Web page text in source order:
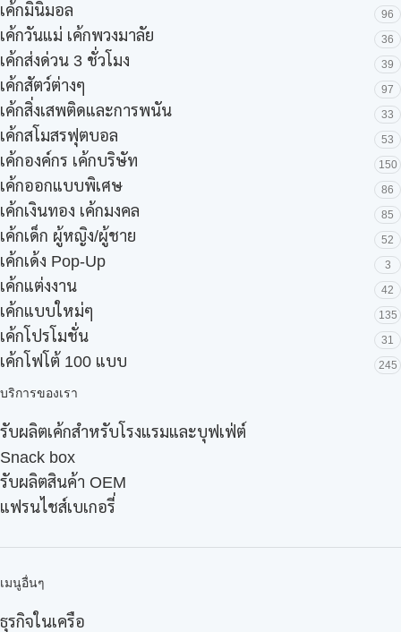
เค้กมินิมอล 96
เค้กวันแม่ เค้กพวงมาลัย 36
เค้กส่งด่วน 3 ชั่วโมง 39
เค้กสัตว์ต่างๆ 97
เค้กสิ่งเสพติดและการพนัน 33
เค้กสโมสรฟุตบอล 53
เค้กองค์กร เค้กบริษัท 150
เค้กออกแบบพิเศษ 86
เค้กเงินทอง เค้กมงคล 85
เค้กเด็ก ผู้หญิง/ผู้ชาย 52
เค้กเด้ง Pop-Up 3
เค้กแต่งงาน 42
เค้กแบบใหม่ๆ 135
เค้กโปรโมชั่น 31
เค้กโฟโต้ 100 แบบ 245
บริการของเรา
รับผลิตเค้กสำหรับโรงแรมและบุฟเฟ่ต์
Snack box
รับผลิตสินค้า OEM
แฟรนไชส์เบเกอรี่
เมนูอื่นๆ
ธุรกิจในเครือ